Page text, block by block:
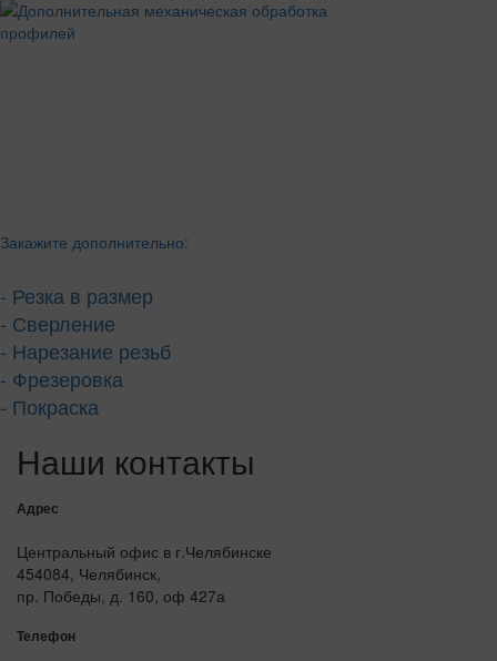
Закажите дополнительно:
- Резка в размер
- Сверление
- Нарезание резьб
- Фрезеровка
- Покраска
Наши контакты
Адрес
Центральный офис в г.Челябинске
454084, Челябинск,
пр. Победы, д. 160, оф 427а
Телефон